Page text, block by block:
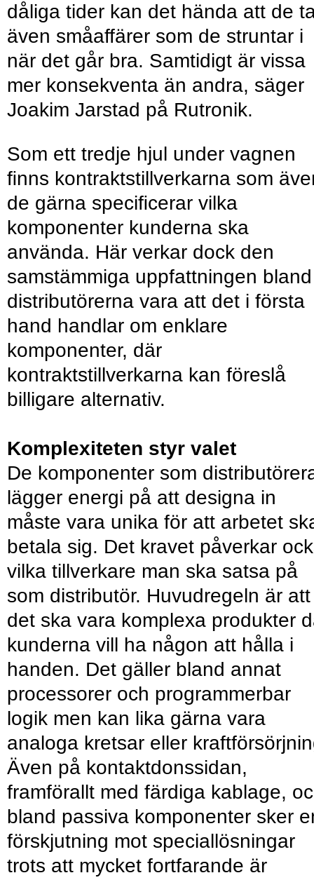
dåliga tider kan det hända att de
även småaffärer som de struntar i
när det går bra. Samtidigt är vissa
mer konsekventa än andra, säger
Joakim Jarstad på Rutronik.
Som ett tredje hjul under vagnen
ﬁnns kontraktstillverkarna som
de gärna speciﬁcerar vilka
komponenter kunderna ska
använda. Här verkar dock den
samstämmiga uppfattningen bland
distributörerna vara att det i första
hand handlar om enklare
komponenter, där
kontraktstillverkarna kan föreslå
billigare alternativ.
Komplexiteten styr valet
De komponenter som
lägger energi på att designa in
måste vara unika för att arbetet
betala sig. Det kravet påverkar
vilka tillverkare man ska satsa på
som distributör. Huvudregeln är att
det ska vara komplexa produkter
kunderna vill ha någon att hålla i
handen. Det gäller bland annat
processorer och programmerbar
logik men kan lika gärna vara
analoga kretsar eller
Även på kontaktdonssidan,
framförallt med färdiga kablage,
bland passiva komponenter sker
förskjutning mot speciallösningar
trots att mycket fortfarande är